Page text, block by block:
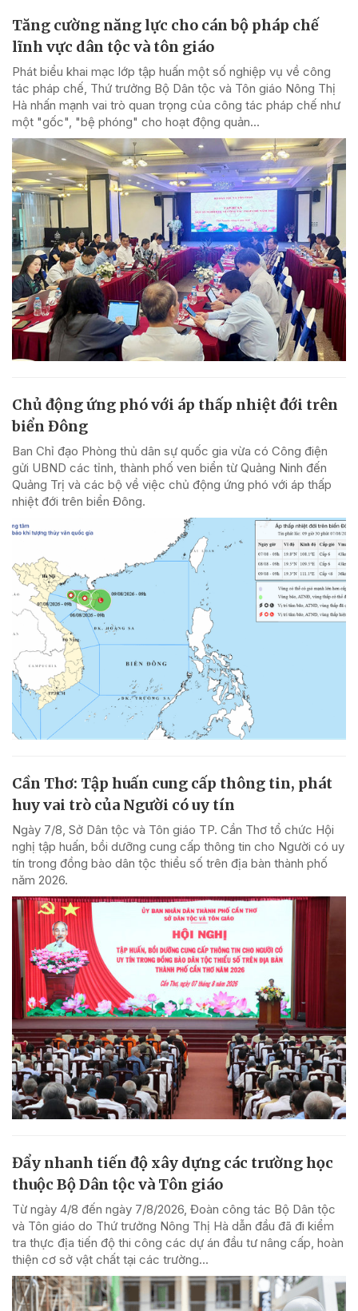
Tăng cường năng lực cho cán bộ pháp chế
lĩnh vực dân tộc và tôn giáo
Phát biểu khai mạc lớp tập huấn một số nghiệp vụ về công
tác pháp chế, Thứ trưởng Bộ Dân tộc và Tôn giáo Nông Thị
Hà nhấn mạnh vai trò quan trọng của công tác pháp chế như
một "gốc", "bệ phóng" cho hoạt động quản...
Chủ động ứng phó với áp thấp nhiệt đới trên
biển Đông
Ban Chỉ đạo Phòng thủ dân sự quốc gia vừa có Công điện
gửi UBND các tỉnh, thành phố ven biển từ Quảng Ninh đến
Quảng Trị và các bộ về việc chủ động ứng phó với áp thấp
nhiệt đới trên biển Đông.
Cần Thơ: Tập huấn cung cấp thông tin, phát
huy vai trò của Người có uy tín
Ngày 7/8, Sở Dân tộc và Tôn giáo TP. Cần Thơ tổ chức Hội
nghị tập huấn, bồi dưỡng cung cấp thông tin cho Người có uy
tín trong đồng bào dân tộc thiểu số trên địa bàn thành phố
năm 2026.
Đẩy nhanh tiến độ xây dựng các trường học
thuộc Bộ Dân tộc và Tôn giáo
Từ ngày 4/8 đến ngày 7/8/2026, Đoàn công tác Bộ Dân tộc
và Tôn giáo do Thứ trưởng Nông Thị Hà dẫn đầu đã đi kiểm
tra thực địa tiến độ thi công các dự án đầu tư nâng cấp, hoàn
thiện cơ sở vật chất tại các trường...